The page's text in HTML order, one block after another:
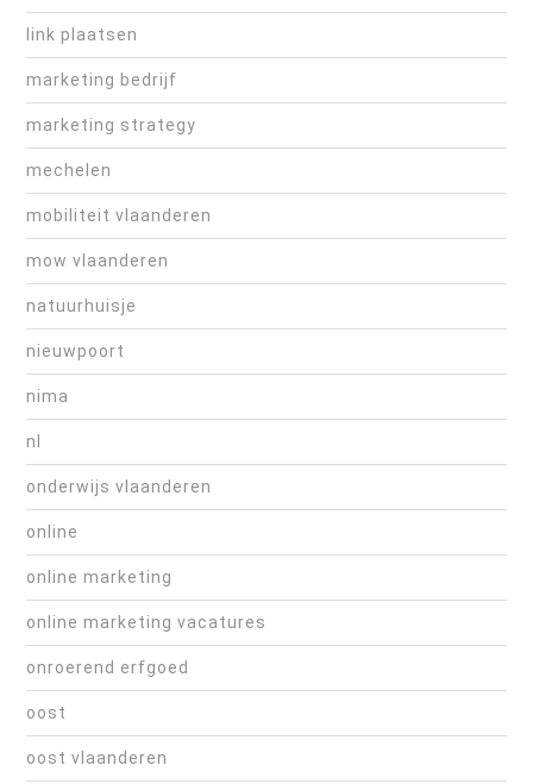
link plaatsen
marketing bedrijf
marketing strategy
mechelen
mobiliteit vlaanderen
mow vlaanderen
natuurhuisje
nieuwpoort
nima
nl
onderwijs vlaanderen
online
online marketing
online marketing vacatures
onroerend erfgoed
oost
oost vlaanderen